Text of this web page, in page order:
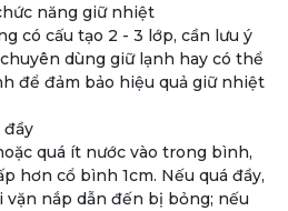
năng giữ nhiệt
có cấu tạo 2 - 3 lớp, cần lưu ý
dùng giữ lạnh hay có thể
để đảm bảo hiệu quả giữ nhiệt
đầy
quá ít nước vào trong bình,
hơn cổ bình 1cm. Nếu quá đầy,
vặn nắp dẫn đến bị bỏng; nếu